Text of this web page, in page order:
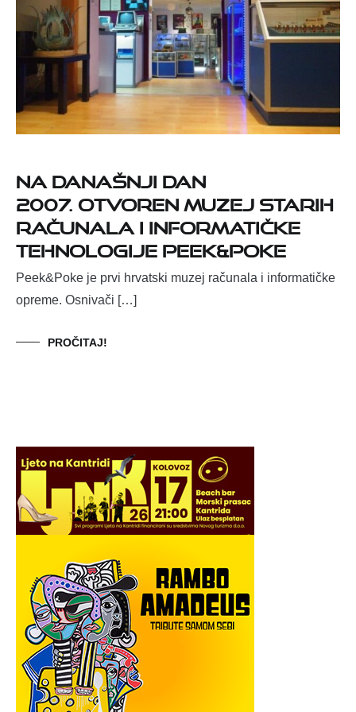
Na današnji dan
2007. otvoren muzej starih
računala i informatičke
tehnologije PEEK&POKE
Peek&Poke je prvi hrvatski muzej računala i informatičke
opreme. Osnivači […]
PROČITAJ!